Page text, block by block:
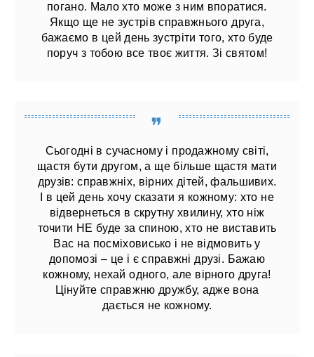
погано. Мало хто може з ним впоратися.
Якщо ще не зустрів справжнього друга,
бажаємо в цей день зустріти того, хто буде
поруч з тобою все твоє життя. Зі святом!
Сьогодні в сучасному і продажному світі,
щастя бути другом, а ще більше щастя мати
друзів: справжніх, вірних дітей, фальшивих.
І в цей день хочу сказати я кожному: хто не
відвернеться в скрутну хвилину, хто ніж
точити НЕ буде за спиною, хто не виставить
Вас на посміховисько і не відмовить у
допомозі – це і є справжні друзі. Бажаю
кожному, нехай одного, але вірного друга!
Цінуйте справжню дружбу, адже вона
дається не кожному.